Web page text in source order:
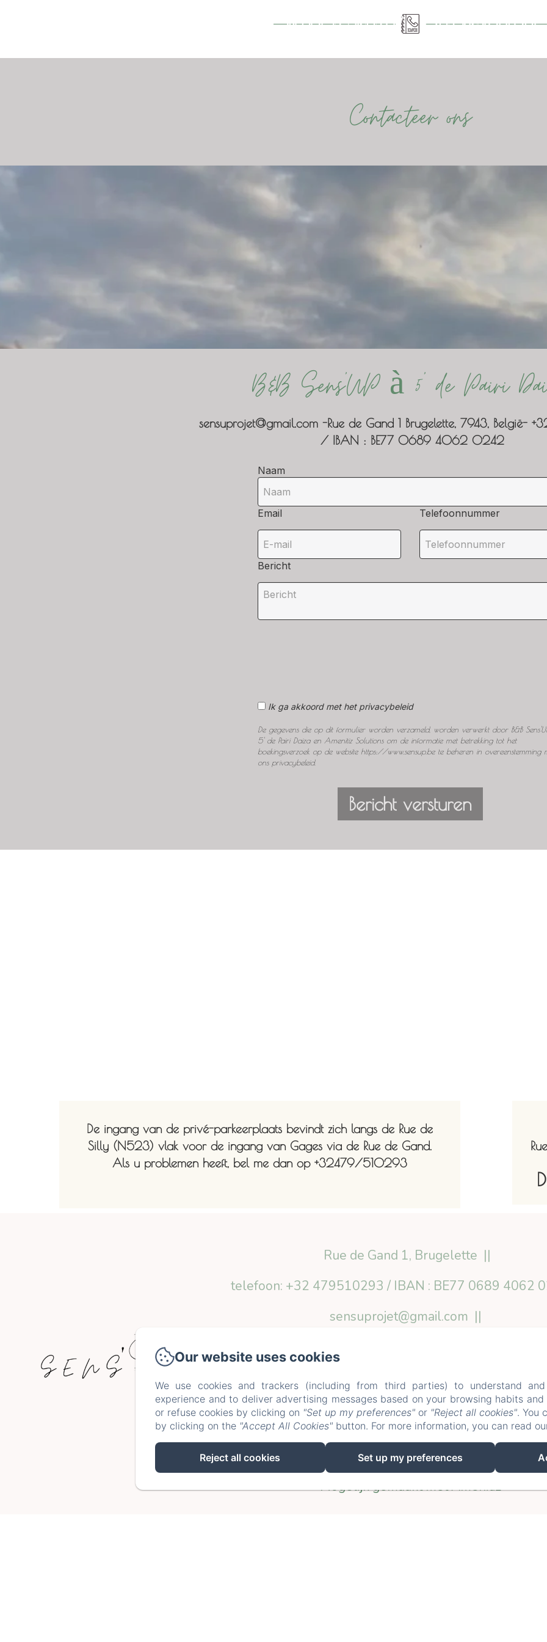
What is Sens'UP Ons Restaurant
Contacteer ons
B&B Sens'UP à 5' de Pairi
sensuprojet@gmail.com -Rue de Gand 1 Brugelette, 7943, België-
/ IBAN : BE77 0689 4062 0242
Naam
Email Telefoonnummer
Bericht
Ik ga akkoord met het privacybeleid
De gegevens die op dit formulier worden verzameld, worden verwerkt door B&B
5' de Pairi Daiza en Amenitiz Solutions om de informatie met betrekking tot het
boekingsverzoek op de website https://www.sensup.be te beheren in overeenstemming
ons privacybeleid.
De ingang van de privé-parkeerplaats bevindt zich langs de Rue de
Silly (N523) vlak voor de ingang van Gages via de Rue de Gand.
Als u problemen heeft, bel me dan op +32479/510293
Rue de Gand 1, Brugelette
telefoon: +32 479510293 / IBAN : BE77 0689 4062
sensuprojet@gmail.com
Home
Politique de confidentialité
Informations
Informations sur les cookies
EN FR NL
Mogelijk gemaakt met Amenitiz
Our website uses cookies
We use cookies and trackers (including from third parties) to understand
experience and to deliver advertising messages based on your browsing habits
or refuse cookies by clicking on "Set up my preferences" or "Reject all cookies". You
by clicking on the "Accept All Cookies" button. For more information, you can read
Reject all cookies Set up my preferences